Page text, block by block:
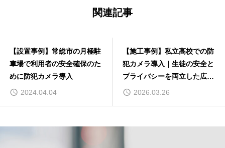
関連記事
【設置事例】常総市の月極駐
車場で利用者の安全確保のた
めに防犯カメラ導入
2024.04.04
【施工事例】私立高校での防
犯カメラ導入｜生徒の安全と
プライバシーを両立した広域
監視の実現
2026.03.26